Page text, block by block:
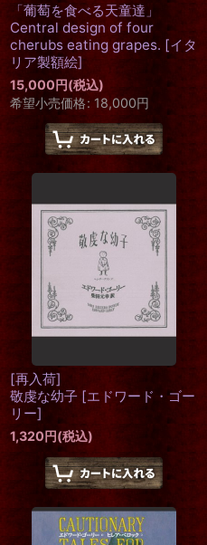
「葡萄を食べる天童達」
Central design of four
cherubs eating grapes. [イタ
リア製額絵]
15,000円(税込)
希望小売価格: 18,000円
[再入荷]
敬虔な幼子 [エドワード・ゴー
リー]
1,320円(税込)